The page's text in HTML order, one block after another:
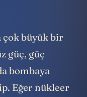
çok büyük bir
güç, güç
bombaya
Eğer nükleer